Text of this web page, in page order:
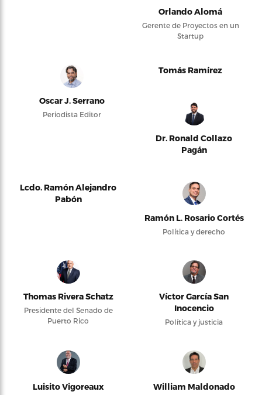
Orlando Alomá
Gerente de Proyectos en un
Startup
Oscar J. Serrano
Periodista Editor
Tomás Ramírez
Dr. Ronald Collazo
Pagán
Lcdo. Ramón Alejandro
Pabón
Ramón L. Rosario Cortés
Política y derecho
Thomas Rivera Schatz
Presidente del Senado de
Puerto Rico
Víctor García San
Inocencio
Política y justicia
Luisito Vigoreaux William Maldonado